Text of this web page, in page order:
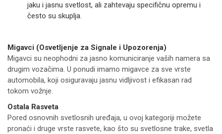
jaku i jasnu svetlost, ali zahtevaju specifičnu opremu i
često su skuplja.
Migavci (Osvetljenje za Signale i Upozorenja)
Migavci su neophodni za jasno komuniciranje vaših namera sa
drugim vozačima. U ponudi imamo migavce za sve vrste
automobila, koji osiguravaju jasnu vidljivost i efikasan rad
tokom vožnje.
Ostala Rasveta
Pored osnovnih svetlosnih uređaja, u ovoj kategoriji možete
pronaći i druge vrste rasvete, kao što su svetlosne trake, svetla